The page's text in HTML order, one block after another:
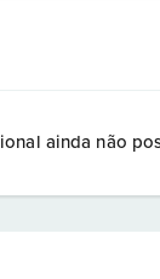
ainda não